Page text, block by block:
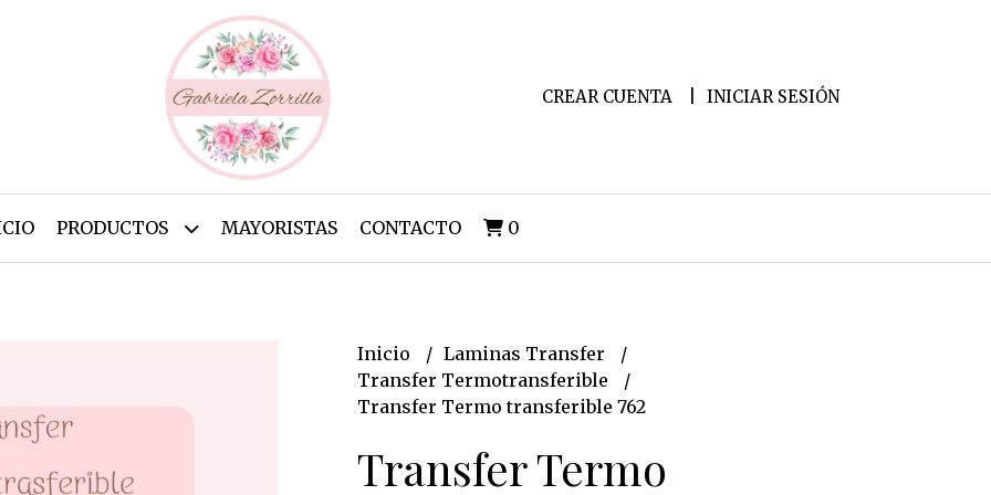
CREAR CUENTA INICIAR SESIÓN
PRODUCTOS MAYORISTAS CONTACTO 0
Inicio
Laminas Transfer
Transfer Termotransferible
Transfer Termo transferible 762
Transfer Termo